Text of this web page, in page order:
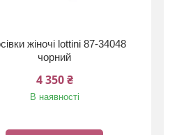
жіночі lottini 87-34048
чорний
4 350 ₴
В наявності